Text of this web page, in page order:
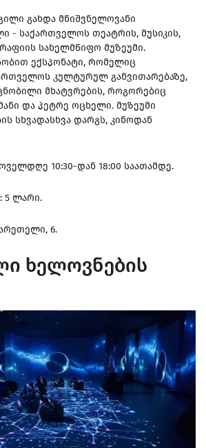
გახდა მნიშვნელოვანი
- საქართველოს თეატრის, მუსიკის,
სახელმწიფო მუზეუმი.
ექსპონატი, რომელიც
კულტურულ განვითარებაზე,
მხატვრების, როგორებიც
და პეტრე ოცხელი. მუზეუმი
სხვადასხვა დარგს, კინოდან
10:30-დან 18:00 საათამდე.
5 ლარი.
6.
ხელოვნების